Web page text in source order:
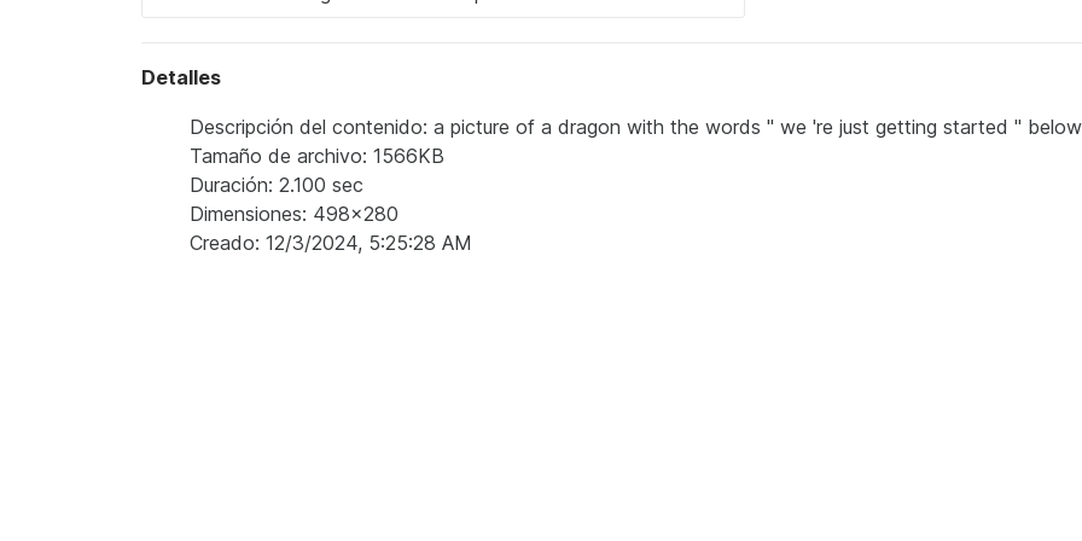
Detalles
Descripción del contenido: a picture of a dragon with the words " we 're just getting started "
Tamaño de archivo: 1566KB
Duración: 2.100 sec
Dimensiones: 498x280
Creado: 12/3/2024, 5:25:28 AM